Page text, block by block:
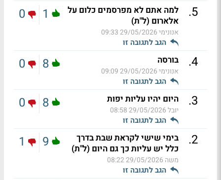
5
.
למה אתם לא מפרסמים כלום על
אלארום (ל"ת)
אנונימי29/05/2026 09:33
הגב לתגובה זו
1
0
4
. בורסה
אנונימי29/05/2026 09:09
הגב לתגובה זו
8
0
3
. היום יהיו עליות יפות
יובל29/05/2026 08:58
הגב לתגובה זו
8
0
2
.
בימי שישי לקראת שבת בדרך
כלל יש עליות כך גם היום (ל"ת)
משה 29/05/2026 08:22
הגב לתגובה זו
9
1